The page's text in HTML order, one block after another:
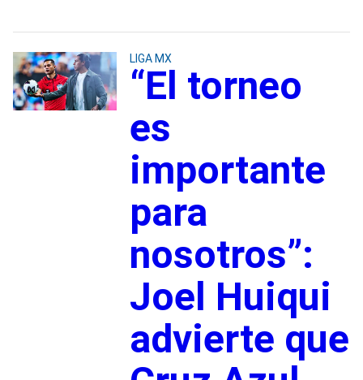
LIGA MX
“El torneo
es
importante
para
nosotros”:
Joel Huiqui
advierte que